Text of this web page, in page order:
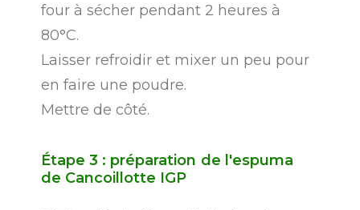
four à sécher pendant 2 heures à
80°C.
Laisser refroidir et mixer un peu pour
en faire une poudre.
Mettre de côté.
Étape 3 : préparation de l'espuma
de Cancoillotte IGP